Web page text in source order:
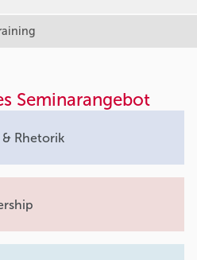
Seminarangebot
Rhetorik